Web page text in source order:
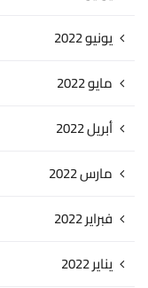
يونيو 2022
مايو 2022
أبريل 2022
مارس 2022
فبراير 2022
يناير 2022